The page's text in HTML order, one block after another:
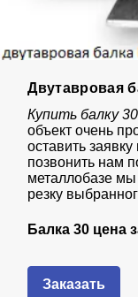
Двутавровая
Купить балку
объект очень
оставить
позвонить нам
металлобазе
резку
Балка 30 цена
Заказать